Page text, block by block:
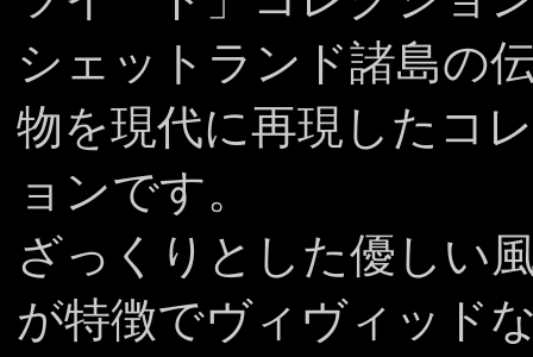
シェットランド諸島の
物を現代に再現したコ
ョンです。
ざっくりとした優しい
が特徴でヴィヴィッド